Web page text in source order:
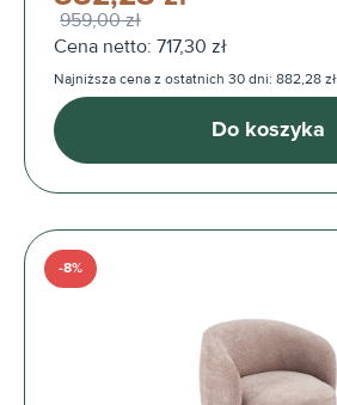
959,00 zł
Cena netto: 717,30 zł
Najniższa cena z ostatnich 30 dni: 882,28 zł
Do koszyka
-8%